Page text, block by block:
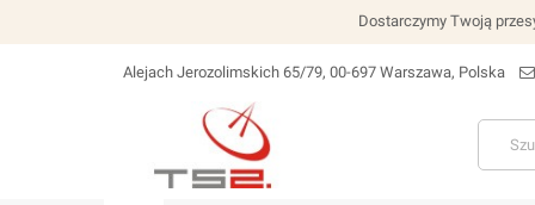
Dostarczymy Twoją
lokalizacja_na
Alejach Jerozolimskich 65/79, 00-697 Warszawa, Polska